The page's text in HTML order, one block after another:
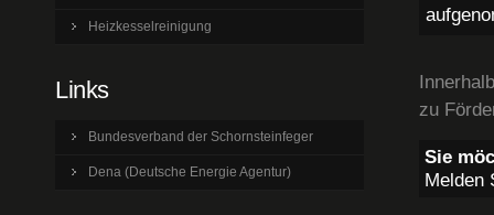
zu
Sie
Melden
Heizkesselreinigung
Links
Bundesverband der Schornsteinfeger
Dena (Deutsche Energie Agentur)